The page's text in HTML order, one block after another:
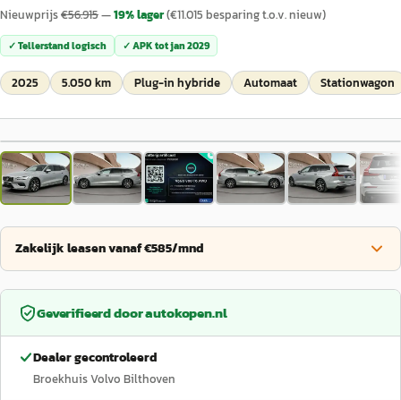
Nieuwprijs€56.915—19% lager(€11.015 besparing t.o.v. nieuw)
✓ Tellerstand logisch ✓ APK totjan 2029
2025 5.050 km Plug-in hybride Automaat Stationwagon
1/29
Zakelijk leasen vanaf €585/mnd
Geverifieerd doorautokopen.nl
Dealer gecontroleerd
Broekhuis Volvo Bilthoven